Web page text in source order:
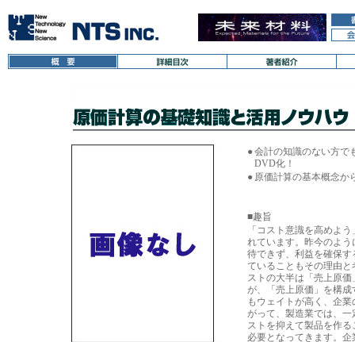
●会計の知識のない方で
DVD化！
● 原価計算の基本概念か
■趣旨
「コスト意識を高めよ
れています。昨今のよ
待できず、利益を確保
ていることもその理由
ストの大半は「売上原
が、「売上原価」を構
もウェイトが高く、企
がって、製造業では、
ストを抑えて製品を作
必要となってきます。